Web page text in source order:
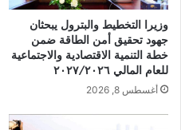
وزيرا التخطيط والبترول يبحثان
جهود تحقيق أمن الطاقة ضمن
خطة التنمية الاقتصادية والاجتماعية
للعام المالي ٢٠٢٧/٢٠٢٦
أغسطس 8, 2026